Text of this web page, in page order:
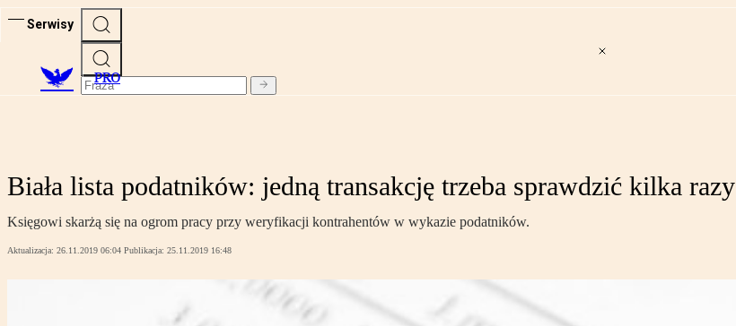
Serwisy
PRO
Biała lista podatników: jedną transakcję trzeba sprawdzić kilka razy
Księgowi skarżą się na ogrom pracy przy weryfikacji kontrahentów w wykazie podatników.
Aktualizacja: 26.11.2019 06:04 Publikacja: 25.11.2019 16:48